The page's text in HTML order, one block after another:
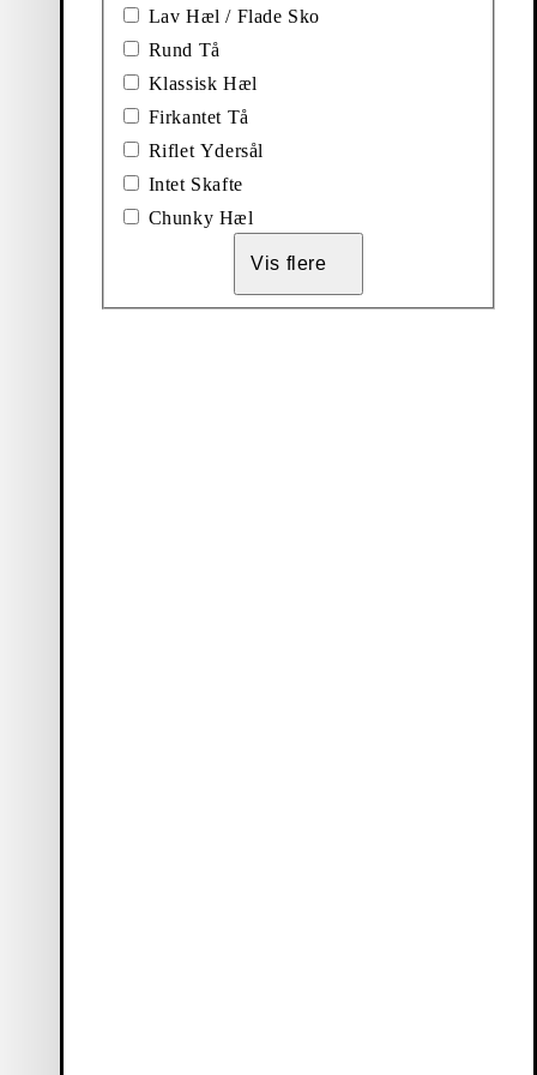
lejligheder.
touch til
et elegant,
slidstærkt læder
Oplev
du bruger
hver gang,
kan du
kan finde
produkter
Lav Hæl / Flade Sko
Rund Tå
Klassisk Hæl
Firkantet Tå
Riflet Ydersål
Intet Skafte
Chunky Hæl
Vis flere